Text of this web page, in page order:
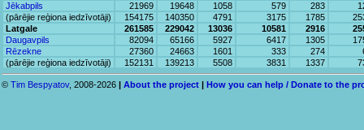
Jēkabpils
21969 19648 1058 579 283
(pārējie reģiona iedzīvotāji)
154175 140350 4791 3175 1785
Latgale
261585 229042 13036 10581 2916
Daugavpils
82094 65166 5927 6417 1305
Rēzekne
27360 24663 1601 333 274
(pārējie reģiona iedzīvotāji)
152131 139213 5508 3831 1337
© Tim Bespyatov, 2008-2026 | About the project | How you can help / Donate to the